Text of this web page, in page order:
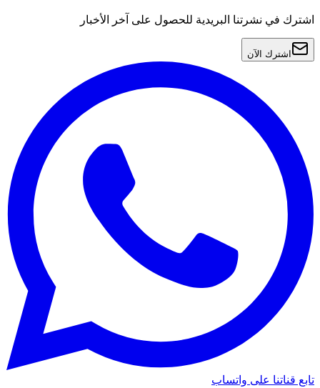
اشترك في نشرتنا البريدية للحصول على آخر الأخبار
اشترك الآن
تابع قناتنا على واتساب